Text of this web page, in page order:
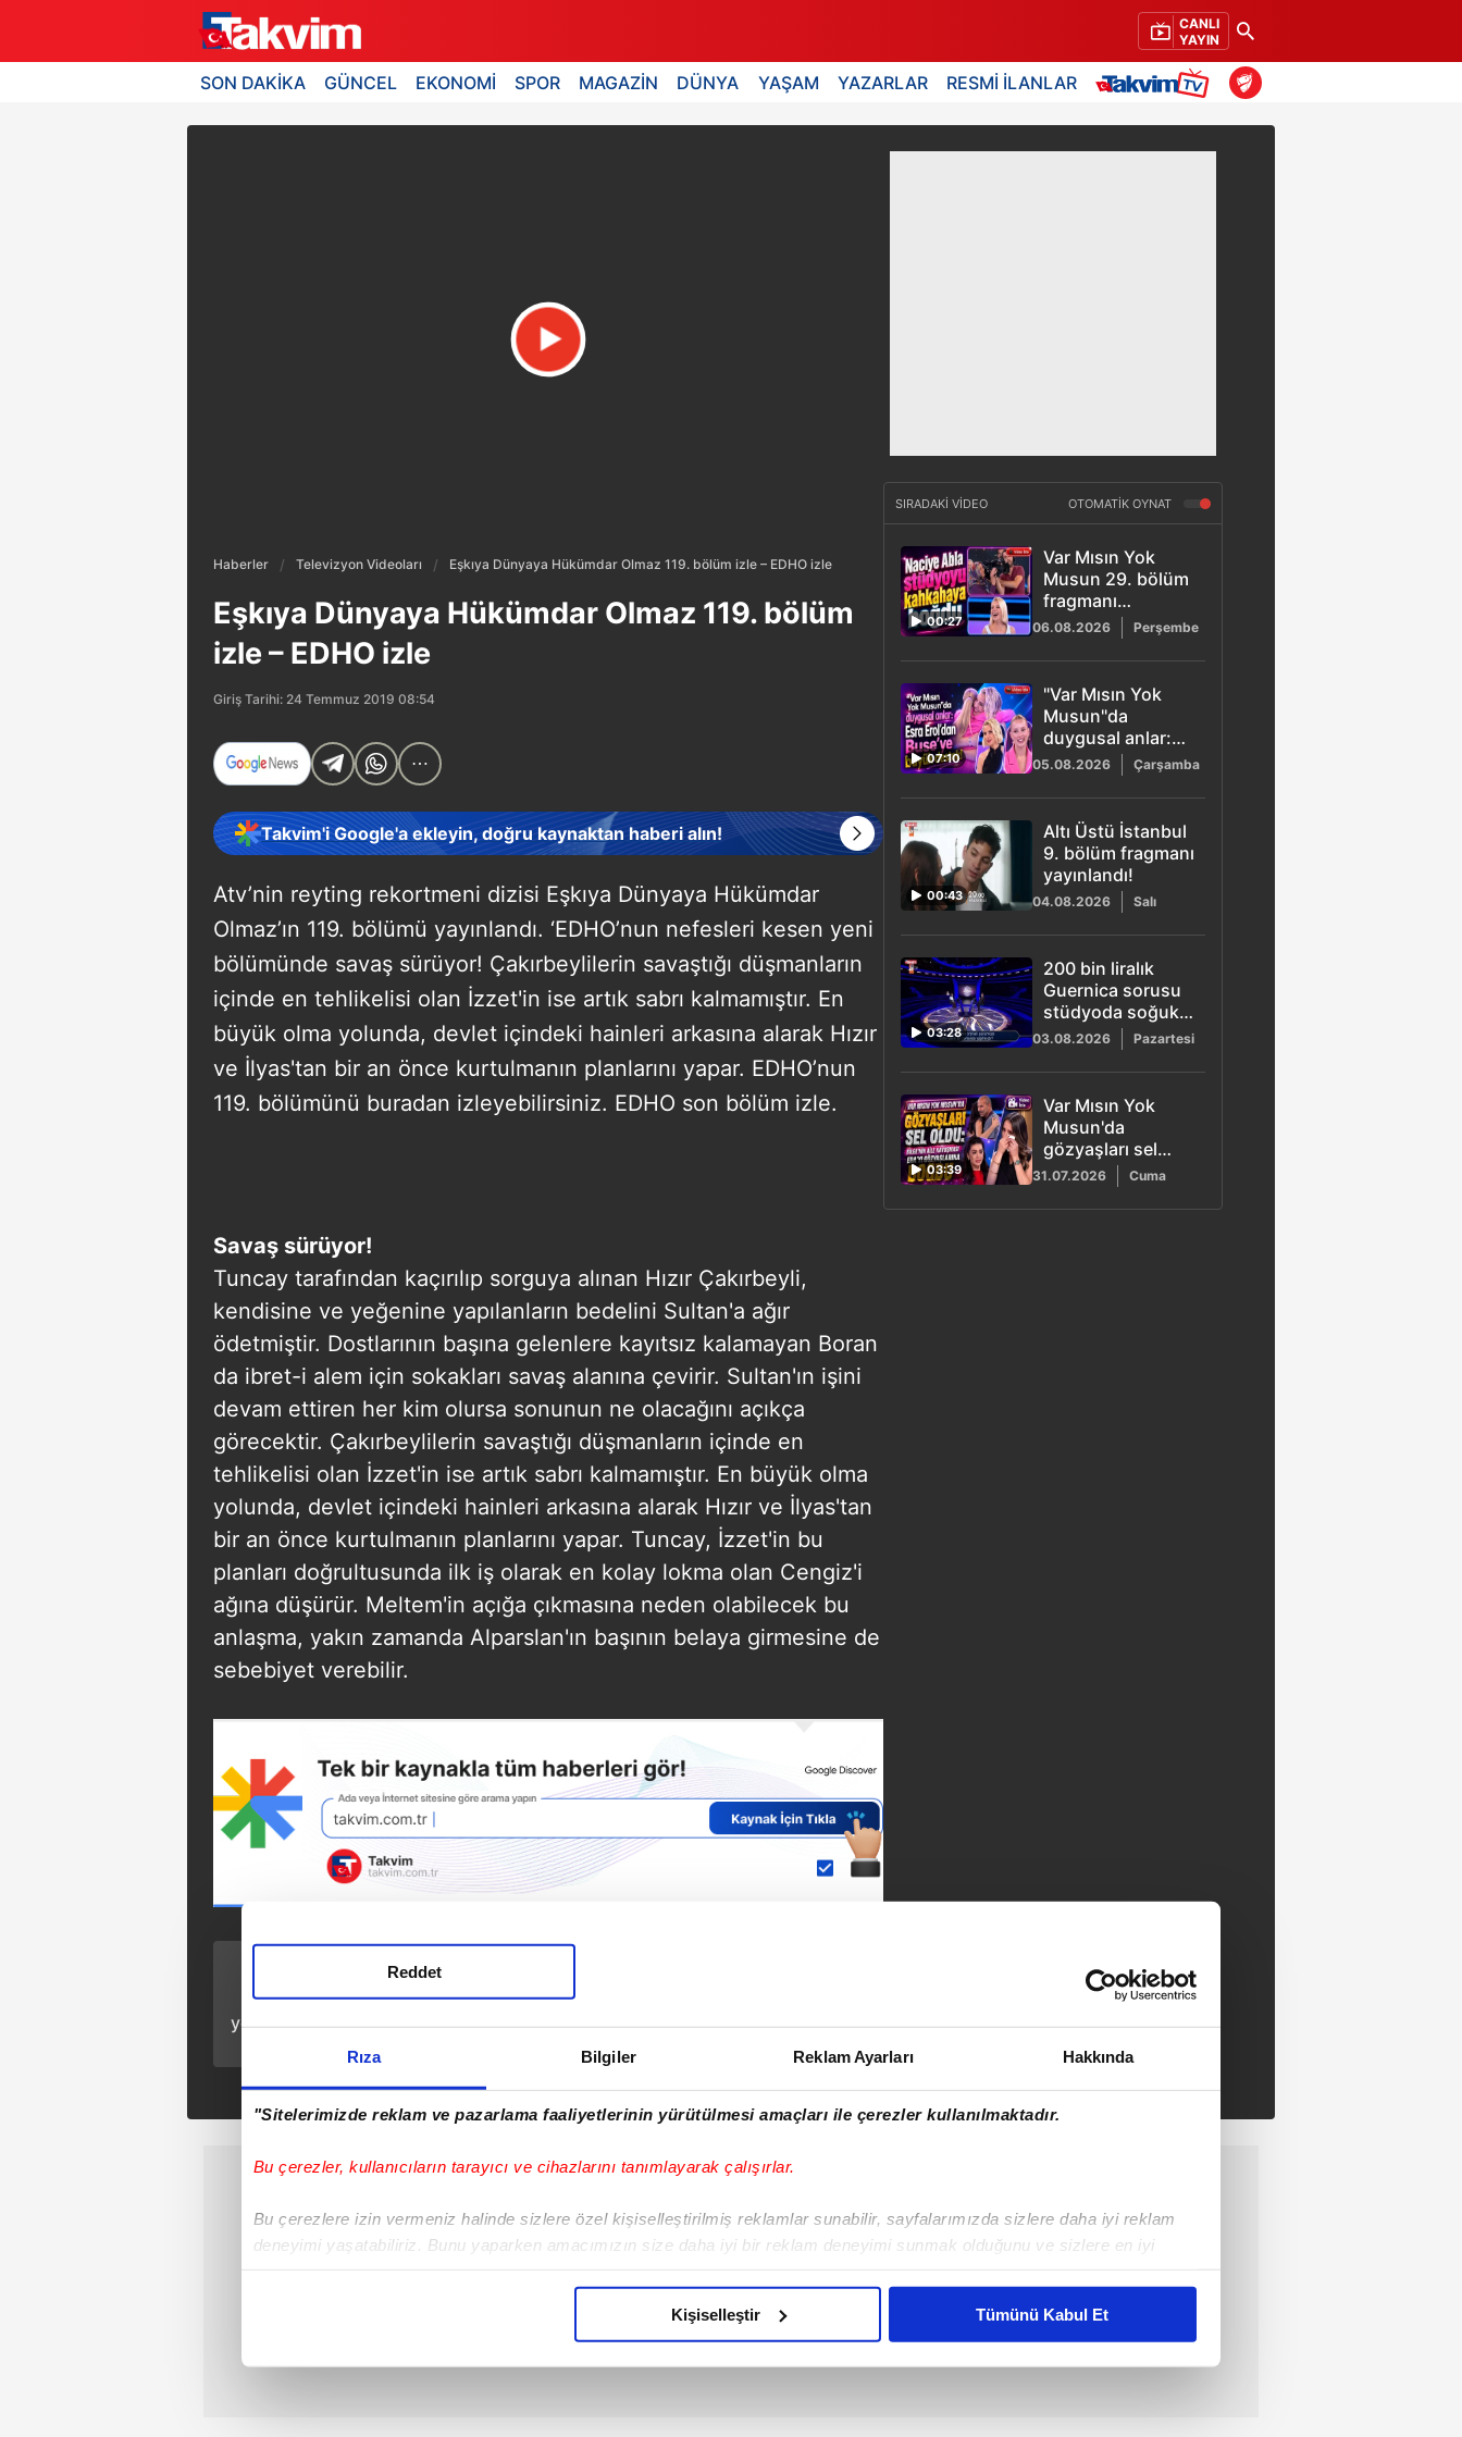
Rıza Bilgiler Reklam Ayarları Hakkında
"Sitelerimizde reklam ve pazarlama faaliyetlerinin yürütülmesi amaçları ile çerezler kullanılmaktadır.
Bu çerezler, kullanıcıların tarayıcı ve cihazlarını tanımlayarak çalışırlar.
Bu çerezlere izin vermeniz halinde sizlere özel kişiselleştirilmiş reklamlar sunabilir, sayfalarımızda sizlere daha iyi reklam
deneyimi yaşatabiliriz. Bunu yaparken amacımızın size daha iyi bir reklam deneyimi sunmak olduğunu ve sizlere en iyi
Reddet
Kişiselleştir Tümünü Kabul Et
CANLI
YAYIN
SON DAKİKA GÜNCEL EKONOMİ SPOR MAGAZİN DÜNYA YAŞAM YAZARLAR RESMİ İLANLAR
Haberler Televizyon Videoları Eşkıya Dünyaya Hükümdar Olmaz 119. bölüm izle – EDHO izle
Eşkıya Dünyaya Hükümdar Olmaz 119. bölüm
izle – EDHO izle
Giriş Tarihi: 24 Temmuz 2019 08:54
Takvim'i Google'a ekleyin, doğru kaynaktan haberi alın!
Atv’nin reyting rekortmeni dizisi Eşkıya Dünyaya Hükümdar
Olmaz’ın 119. bölümü yayınlandı. ‘EDHO’nun nefesleri kesen yeni
bölümünde savaş sürüyor! Çakırbeylilerin savaştığı düşmanların
içinde en tehlikelisi olan İzzet'in ise artık sabrı kalmamıştır. En
büyük olma yolunda, devlet içindeki hainleri arkasına alarak Hızır
ve İlyas'tan bir an önce kurtulmanın planlarını yapar. EDHO’nun
119. bölümünü buradan izleyebilirsiniz. EDHO son bölüm izle.
Savaş sürüyor!
Tuncay tarafından kaçırılıp sorguya alınan Hızır Çakırbeyli,
kendisine ve yeğenine yapılanların bedelini Sultan'a ağır
ödetmiştir. Dostlarının başına gelenlere kayıtsız kalamayan Boran
da ibret-i alem için sokakları savaş alanına çevirir. Sultan'ın işini
devam ettiren her kim olursa sonunun ne olacağını açıkça
görecektir. Çakırbeylilerin savaştığı düşmanların içinde en
tehlikelisi olan İzzet'in ise artık sabrı kalmamıştır. En büyük olma
yolunda, devlet içindeki hainleri arkasına alarak Hızır ve İlyas'tan
bir an önce kurtulmanın planlarını yapar. Tuncay, İzzet'in bu
planları doğrultusunda ilk iş olarak en kolay lokma olan Cengiz'i
ağına düşürür. Meltem'in açığa çıkmasına neden olabilecek bu
anlaşma, yakın zamanda Alparslan'ın başının belaya girmesine de
sebebiyet verebilir.
veda! Kuruluş
ÖNCEKİ HABER
Kuruluş Osman 27.
yeni bölüm fragmanı
SIRADAKİ VİDEO OTOMATİK OYNAT
00:27
Var Mısın Yok
Musun 29. bölüm
fragmanı
yayınlandı! Naciye
Abla stüdyoyu
kahkahaya boğdu
06.08.2026 Perşembe
07:10
"Var Mısın Yok
Musun"da
duygusal anlar:
Esra Erol'dan
Buse'ye büyük
destek!
05.08.2026 Çarşamba
00:43
Altı Üstü İstanbul
9. bölüm fragmanı
yayınlandı!
04.08.2026 Salı
03:28
200 bin liralık
Guernica sorusu
stüdyoda soğuk
rüzgarlar estirdi
03.08.2026 Pazartesi
03:39
Var Mısın Yok
Musun'da
gözyaşları sel
oldu: Eda vefat
eden babasını
hatırlayınca ağladı
31.07.2026 Cuma